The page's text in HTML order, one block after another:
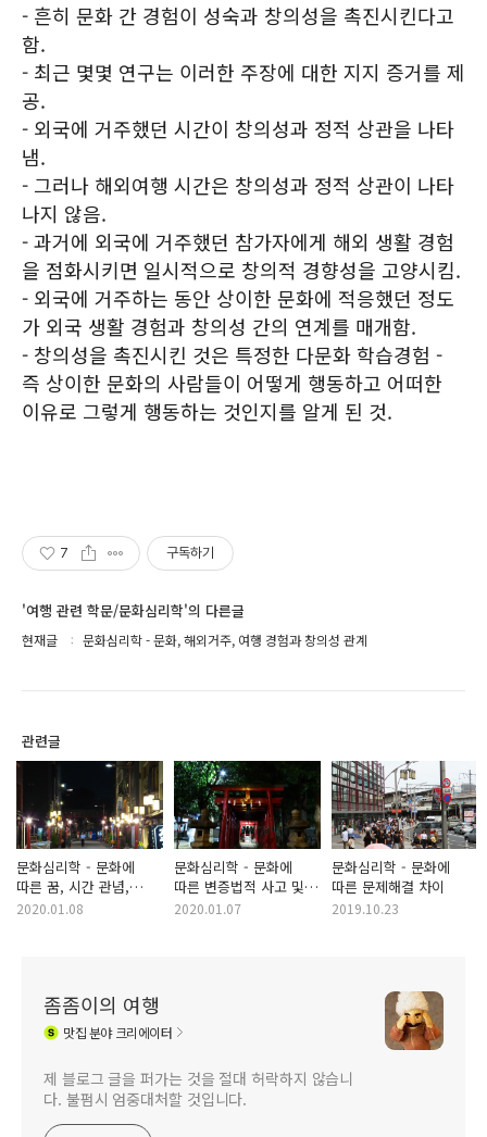
- 흔히 문화 간 경험이 성숙과 창의성을 촉진시킨다고
함.
- 최근 몇몇 연구는 이러한 주장에 대한 지지 증거를 제
공.
- 외국에 거주했던 시간이 창의성과 정적 상관을 나타
냄.
- 그러나 해외여행 시간은 창의성과 정적 상관이 나타
나지 않음.
- 과거에 외국에 거주했던 참가자에게 해외 생활 경험
을 점화시키면 일시적으로 창의적 경향성을 고양시킴.
- 외국에 거주하는 동안 상이한 문화에 적응했던 정도
가 외국 생활 경험과 창의성 간의 연계를 매개함.
- 창의성을 촉진시킨 것은 특정한 다문화 학습경험 -
즉 상이한 문화의 사람들이 어떻게 행동하고 어떠한
이유로 그렇게 행동하는 것인지를 알게 된 것.
7 구독하기
'여행 관련 학문/문화심리학'의 다른글
현재글 문화심리학 - 문화, 해외거주, 여행 경험과 창의성 관계
관련글
문화심리학 - 문화에
따른 꿈, 시간 관념,
통증 지각의 차이
2020.01.08
문화심리학 - 문화에
따른 변증법적 사고 및
사후가정적 사고 차이
2020.01.07
문화심리학 - 문화에
따른 문제해결 차이
2019.10.23
좀좀이의 여행
맛집분야 크리에이터
제 블로그 글을 퍼가는 것을 절대 허락하지 않습니
다. 불펌시 엄중대처할 것입니다.